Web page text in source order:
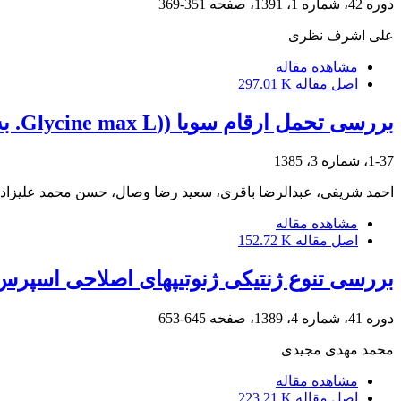
دوره 42، شماره 1، 1391، صفحه 351-369
علی اشرف نظری
مشاهده مقاله
اصل مقاله 297.01 K
بررسی تحمل ارقام سویا ((Glycine max L. به علفکش گلایفوسیت
1-37، شماره 3، 1385
احمد شریفی، عبدالرضا باقری، سعید رضا وصال، حسن محمد
مشاهده مقاله
اصل مقاله 152.72 K
بررسی تنوع ژنتیکی ژنوتیپ‎های اصلاحی اسپرس تحت شرایط شور مزرعه
دوره 41، شماره 4، 1389، صفحه 645-653
محمد مهدی مجیدی
مشاهده مقاله